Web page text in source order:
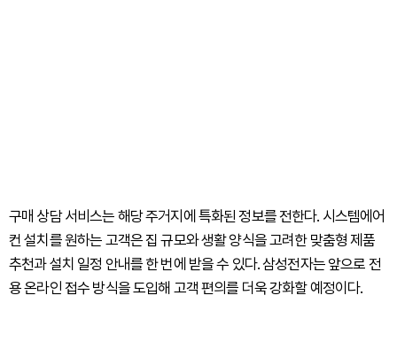
구매 상담 서비스는 해당 주거지에 특화된 정보를 전한다. 시스템에어
컨 설치를 원하는 고객은 집 규모와 생활 양식을 고려한 맞춤형 제품
추천과 설치 일정 안내를 한 번에 받을 수 있다. 삼성전자는 앞으로 전
용 온라인 접수 방식을 도입해 고객 편의를 더욱 강화할 예정이다.